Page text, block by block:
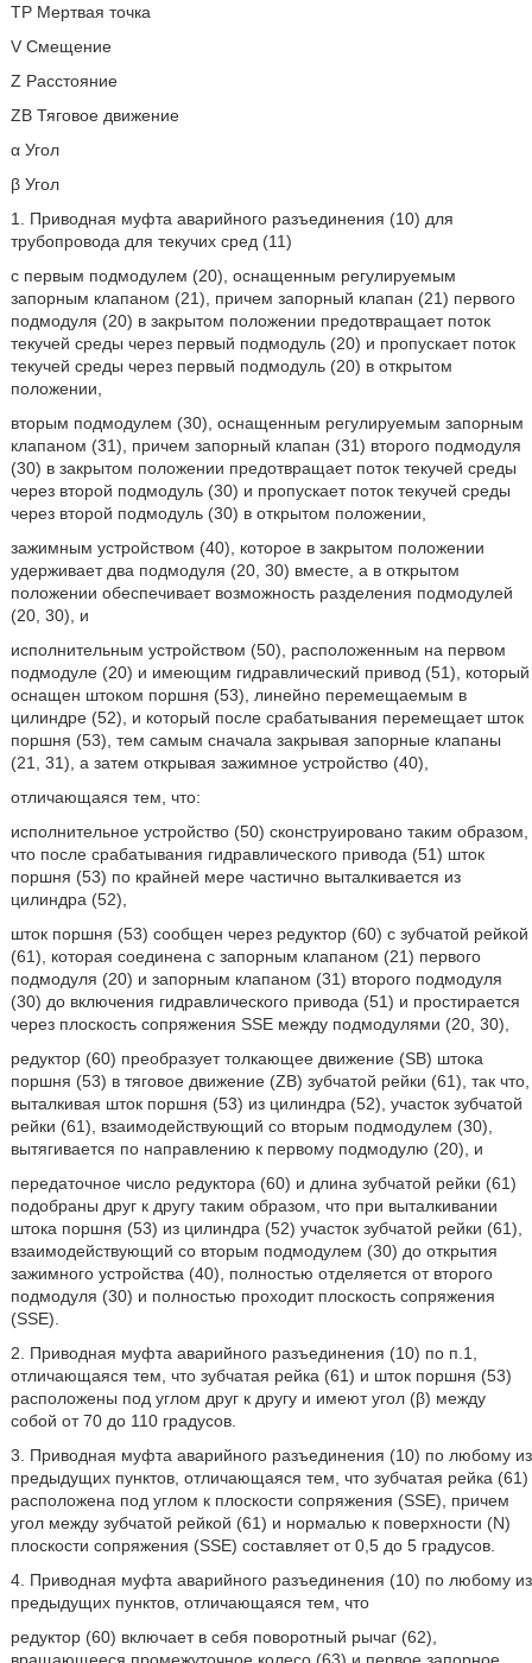
TP Мертвая точка
V Смещение
Z Расстояние
ZB Тяговое движение
α Угол
β Угол
1. Приводная муфта аварийного разъединения (10) для
трубопровода для текучих сред (11)
с первым подмодулем (20), оснащенным регулируемым
запорным клапаном (21), причем запорный клапан (21) первого
подмодуля (20) в закрытом положении предотвращает поток
текучей среды через первый подмодуль (20) и пропускает поток
текучей среды через первый подмодуль (20) в открытом
положении,
вторым подмодулем (30), оснащенным регулируемым запорным
клапаном (31), причем запорный клапан (31) второго подмодуля
(30) в закрытом положении предотвращает поток текучей среды
через второй подмодуль (30) и пропускает поток текучей среды
через второй подмодуль (30) в открытом положении,
зажимным устройством (40), которое в закрытом положении
удерживает два подмодуля (20, 30) вместе, а в открытом
положении обеспечивает возможность разделения подмодулей
(20, 30), и
исполнительным устройством (50), расположенным на первом
подмодуле (20) и имеющим гидравлический привод (51), который
оснащен штоком поршня (53), линейно перемещаемым в
цилиндре (52), и который после срабатывания перемещает шток
поршня (53), тем самым сначала закрывая запорные клапаны
(21, 31), а затем открывая зажимное устройство (40),
отличающаяся тем, что:
исполнительное устройство (50) сконструировано таким образом,
что после срабатывания гидравлического привода (51) шток
поршня (53) по крайней мере частично выталкивается из
цилиндра (52),
шток поршня (53) сообщен через редуктор (60) с зубчатой рейкой
(61), которая соединена с запорным клапаном (21) первого
подмодуля (20) и запорным клапаном (31) второго подмодуля
(30) до включения гидравлического привода (51) и простирается
через плоскость сопряжения SSE между подмодулями (20, 30),
редуктор (60) преобразует толкающее движение (SB) штока
поршня (53) в тяговое движение (ZB) зубчатой рейки (61), так что,
выталкивая шток поршня (53) из цилиндра (52), участок зубчатой
рейки (61), взаимодействующий со вторым подмодулем (30),
вытягивается по направлению к первому подмодулю (20), и
передаточное число редуктора (60) и длина зубчатой рейки (61)
подобраны друг к другу таким образом, что при выталкивании
штока поршня (53) из цилиндра (52) участок зубчатой рейки (61),
взаимодействующий со вторым подмодулем (30) до открытия
зажимного устройства (40), полностью отделяется от второго
подмодуля (30) и полностью проходит плоскость сопряжения
(SSE).
2. Приводная муфта аварийного разъединения (10) по п.1,
отличающаяся тем, что зубчатая рейка (61) и шток поршня (53)
расположены под углом друг к другу и имеют угол (β) между
собой от 70 до 110 градусов.
3. Приводная муфта аварийного разъединения (10) по любому из
предыдущих пунктов, отличающаяся тем, что зубчатая рейка (61)
расположена под углом к плоскости сопряжения (SSE), причем
угол между зубчатой рейкой (61) и нормалью к поверхности (N)
плоскости сопряжения (SSE) составляет от 0,5 до 5 градусов.
4. Приводная муфта аварийного разъединения (10) по любому из
предыдущих пунктов, отличающаяся тем, что
редуктор (60) включает в себя поворотный рычаг (62),